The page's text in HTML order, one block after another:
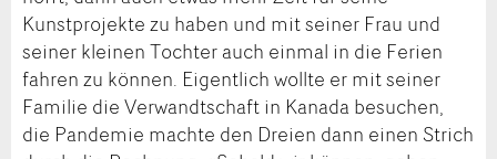
Kunstprojekte zu haben und mit seiner Frau und
seiner kleinen Tochter auch einmal in die Ferien
fahren zu können. Eigentlich wollte er mit seiner
Familie die Verwandtschaft in Kanada besuchen,
die Pandemie machte den Dreien dann einen Strich